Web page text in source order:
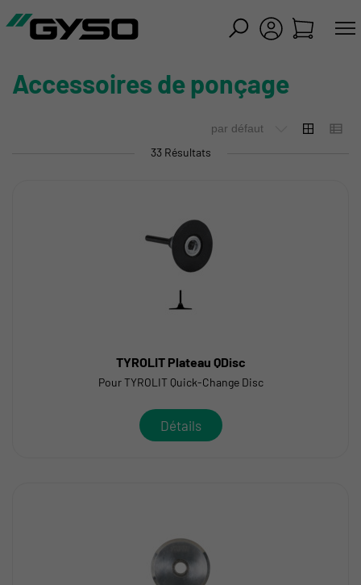
Accessoires de ponçage
33 Résultats
TYROLIT Plateau QDisc
Pour TYROLIT Quick-Change Disc
Détails